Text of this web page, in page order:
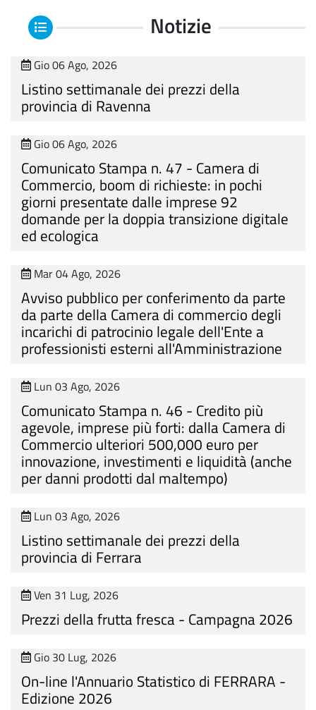
Notizie
Gio 06 Ago, 2026
Listino settimanale dei prezzi della
provincia di Ravenna
Gio 06 Ago, 2026
Comunicato Stampa n. 47 - Camera di
Commercio, boom di richieste: in pochi
giorni presentate dalle imprese 92
domande per la doppia transizione digitale
ed ecologica
Mar 04 Ago, 2026
Avviso pubblico per conferimento da parte
da parte della Camera di commercio degli
incarichi di patrocinio legale dell'Ente a
professionisti esterni all'Amministrazione
Lun 03 Ago, 2026
Comunicato Stampa n. 46 - Credito più
agevole, imprese più forti: dalla Camera di
Commercio ulteriori 500,000 euro per
innovazione, investimenti e liquidità (anche
per danni prodotti dal maltempo)
Lun 03 Ago, 2026
Listino settimanale dei prezzi della
provincia di Ferrara
Ven 31 Lug, 2026
Prezzi della frutta fresca - Campagna 2026
Gio 30 Lug, 2026
On-line l'Annuario Statistico di FERRARA -
Edizione 2026